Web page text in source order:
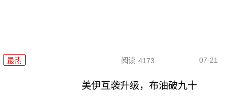
最热 阅读 4173 07-21
美伊互袭升级，布油破九十